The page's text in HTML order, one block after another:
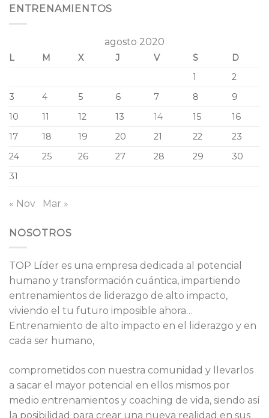
ENTRENAMIENTOS
agosto 2020
L M X J V S
D
1
2
3
4 5 6 7 8
9
10
11 12 13 14 15
16
17
18 19 20 21 22
23
24
25 26 27 28 29
30
31
« Nov Mar »
NOSOTROS
TOP Líder es una empresa dedicada al potencial
humano y transformación cuántica, impartiendo
entrenamientos de liderazgo de alto impacto,
viviendo el tu futuro imposible ahora…
Entrenamiento de alto impacto en el liderazgo y en
cada ser humano,
comprometidos con nuestra comunidad y llevarlos
a sacar el mayor potencial en ellos mismos por
medio entrenamientos y coaching de vida, siendo así
la posibilidad para crear una nueva realidad en sus